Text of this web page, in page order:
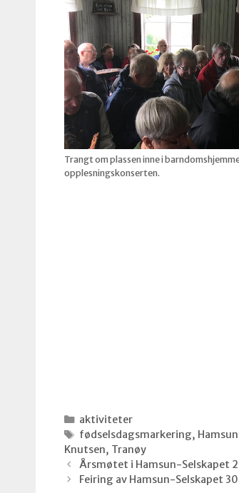
Trangt om plassen inne i
opplesningskonserten.
Kategorier
aktiviteter
Stikkord
fødselsdagsmarkering,
Knutsen, Tranøy
Årsmøtet i Hamsun-Selskapet
Feiring av Hamsun-Selskapet